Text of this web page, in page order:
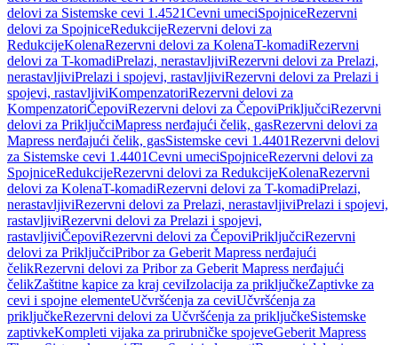
delovi za Sistemske cevi 1.4521Cevni umeciSpojniceRezervni
delovi za SpojniceRedukcijeRezervni delovi za
RedukcijeKolenaRezervni delovi za KolenaT-komadiRezervni
delovi za T-komadiPrelazi, nerastavljiviRezervni delovi za Prelazi,
nerastavljiviPrelazi i spojevi, rastavljiviRezervni delovi za Prelazi i
spojevi, rastavljiviKompenzatoriRezervni delovi za
KompenzatoriČepoviRezervni delovi za ČepoviPriključciRezervni
delovi za PriključciMapress nerđajući čelik, gasRezervni delovi za
Mapress nerđajući čelik, gasSistemske cevi 1.4401Rezervni delovi
za Sistemske cevi 1.4401Cevni umeciSpojniceRezervni delovi za
SpojniceRedukcijeRezervni delovi za RedukcijeKolenaRezervni
delovi za KolenaT-komadiRezervni delovi za T-komadiPrelazi,
nerastavljiviRezervni delovi za Prelazi, nerastavljiviPrelazi i spojevi,
rastavljiviRezervni delovi za Prelazi i spojevi,
rastavljiviČepoviRezervni delovi za ČepoviPriključciRezervni
delovi za PriključciPribor za Geberit Mapress nerđajući
čelikRezervni delovi za Pribor za Geberit Mapress nerđajući
čelikZaštitne kapice za kraj ceviIzolacija za priključkeZaptivke za
cevi i spojne elementeUčvršćenja za ceviUčvršćenja za
priključkeRezervni delovi za Učvršćenja za priključkeSistemske
zaptivkeKompleti vijaka za prirubničke spojeveGeberit Mapress